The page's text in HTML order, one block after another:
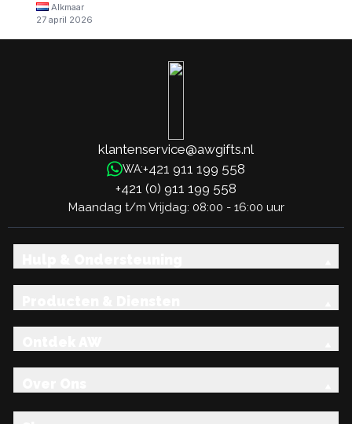
Alkmaar
27 april 2026
klantenservice@awgifts.nl
WA:+421 911 199 558
+421 (0) 911 199 558
Maandag t/m Vrijdag: 08:00 - 16:00 uur